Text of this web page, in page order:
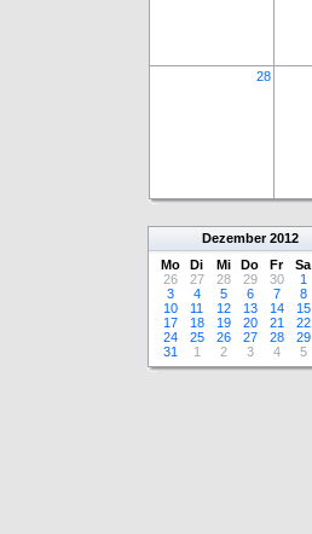
28
Dezember 2012
Mo
Di Mi Do Fr Sa
26
27 28 29 30 1
3
4 5 6 7 8
10
11 12 13 14 15
17
18 19 20 21 22
24
25 26 27 28 29
31
1 2 3 4 5